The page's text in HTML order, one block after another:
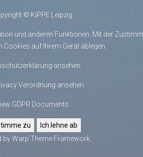
© KiPPE Leipzig
und anderen Funktionen. Mit der
Cookies auf Ihrem Gerät ablegen.
ansehen
Verordnung ansehen
GDPR Documents
zu
Ich lehne ab
byWarp Theme Framework